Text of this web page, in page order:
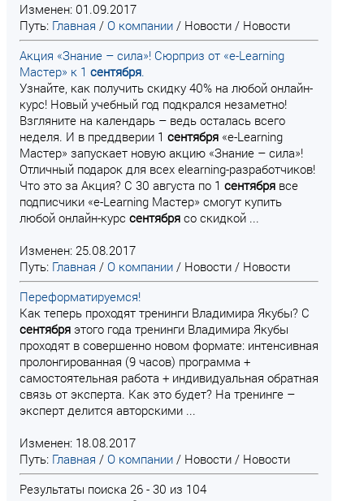
Изменен: 01.09.2017
Путь: Главная / О компании / Новости / Новости
Акция «Знание – сила»! Сюрприз от «e-Learning
Мастер» к 1 сентября.
Узнайте, как получить скидку 40% на любой онлайн-
курс! Новый учебный год подкрался незаметно!
Взгляните на календарь – ведь осталась всего
неделя. И в преддверии 1 сентября «e-Learning
Мастер» запускает новую акцию «Знание – сила»!
Отличный подарок для всех elearning-разработчиков!
Что это за Акция? С 30 августа по 1 сентября все
подписчики «e-Learning Мастер» смогут купить
любой онлайн-курс сентября со скидкой ...
Изменен: 25.08.2017
Путь: Главная / О компании / Новости / Новости
Переформатируемся!
Как теперь проходят тренинги Владимира Якубы? С
сентября этого года тренинги Владимира Якубы
проходят в совершенно новом формате: интенсивная
пролонгированная (9 часов) программа +
самостоятельная работа + индивидуальная обратная
связь от эксперта. Как это будет? На тренинге –
эксперт делится авторскими ...
Изменен: 18.08.2017
Путь: Главная / О компании / Новости / Новости
Результаты поиска 26 - 30 из 104